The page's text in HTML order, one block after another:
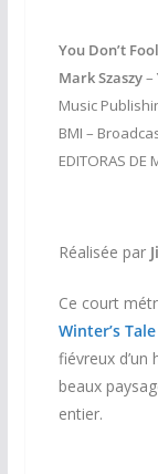
You Don’t
Mark Szaszy–
Music
BMI –
EDITORAS DE
Réalisée par
Ce court
Winter’s
fiévreux
beaux
entier.